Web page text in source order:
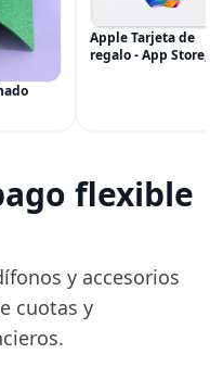
Apple Tarjeta de
regalo - App Store,
flexible
y accesorios
cuotas y